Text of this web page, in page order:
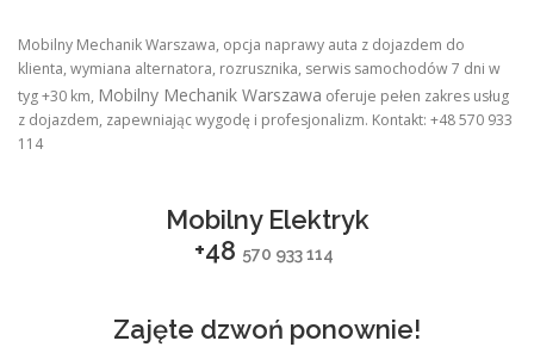
Mobilny Mechanik Warszawa, opcja naprawy auta z dojazdem do
klienta, wymiana alternatora, rozrusznika, serwis samochodów 7 dni w
tyg +30 km, Mobilny Mechanik Warszawa oferuje pełen zakres usług
z dojazdem, zapewniając wygodę i profesjonalizm. Kontakt: +48 570 933
114
Mobilny Elektryk
+48 570 933 114
Zajęte dzwoń ponownie!